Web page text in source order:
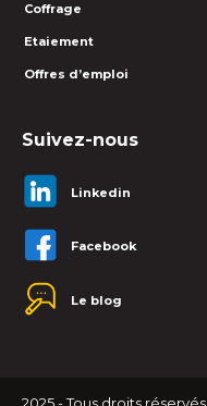
Coffrage
Etaiement
Offres d’emploi
Suivez-nous
Linkedin
Facebook
Le blog
2025 - Tous droits réservés